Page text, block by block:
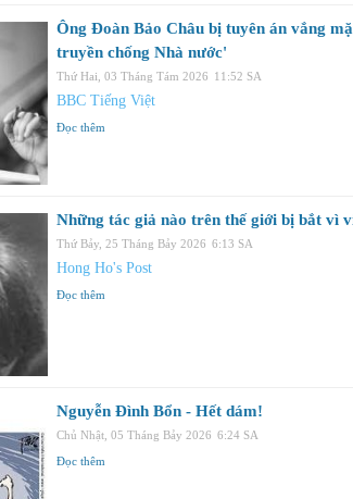
Ông Đoàn Bảo Châu bị tuyên án vắng
truyền chống Nhà nước'
Thứ Hai, 03 Tháng Tám 2026 11:52 SA
BBC Tiếng Việt
Đọc thêm
Những tác giả nào trên thế giới bị bắt vì
Thứ Bảy, 25 Tháng Bảy 2026 6:13 SA
Hong Ho's Post
Đọc thêm
Nguyễn Đình Bổn - Hết dám!
Chủ Nhật, 05 Tháng Bảy 2026 6:24 SA
Đọc thêm